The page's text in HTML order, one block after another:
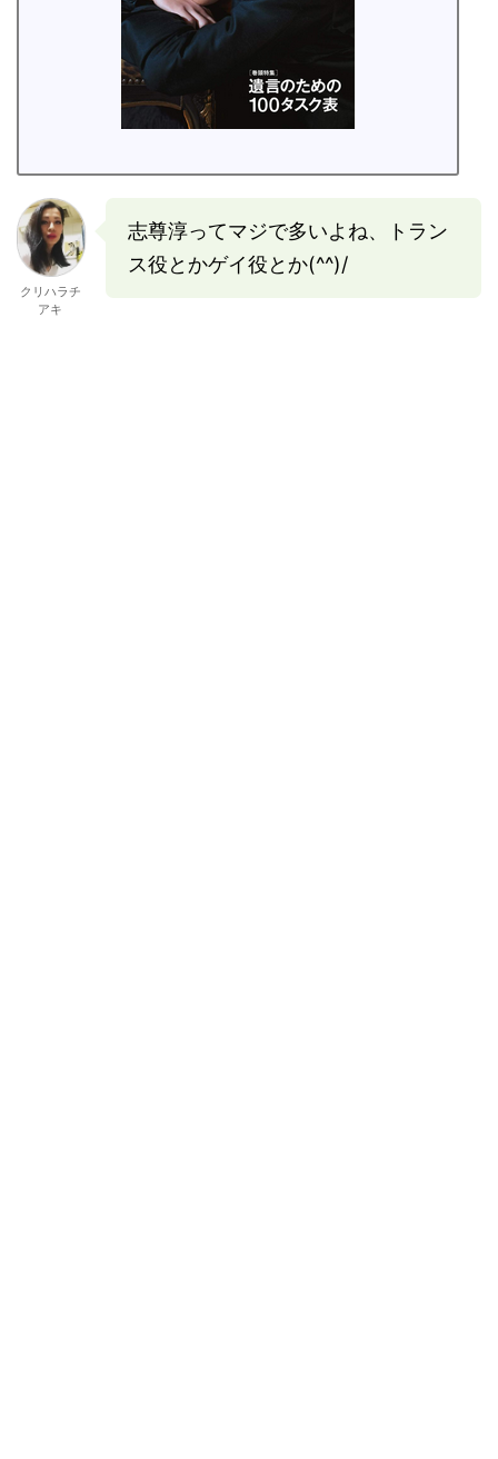
クリハラチ
アキ
志尊淳ってマジで多いよね、トラン
ス役とかゲイ役とか(^^)/